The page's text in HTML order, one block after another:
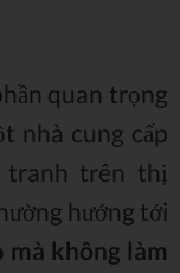
quan trọng
nhà cung cấp
tranh trên thị
hướng tới
mà không làm